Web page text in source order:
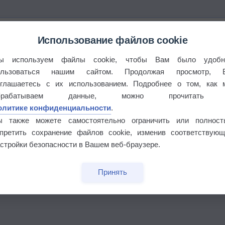
Использование файлов cookie
используем файлы cookie, чтобы Вам было
нашим сайтом. Продолжая просмотр,
с их использованием. Подробнее о том, как
данные, можно прочитать
конфиденциальности.
также можете самостоятельно ограничить или
сохранение файлов cookie, изменив
безопасности в Вашем веб-браузере.
Принять